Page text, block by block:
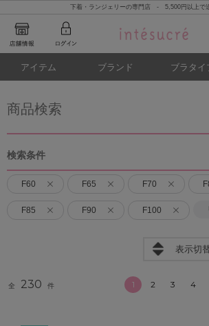
下着・ランジェリーの専門店 - 5,500円以上で
アイテム ブランド ブラタイ
商品検索
検索条件
F60 F65 F70
F85 F90 F100
表示切
全 230 件 1 2 3 4